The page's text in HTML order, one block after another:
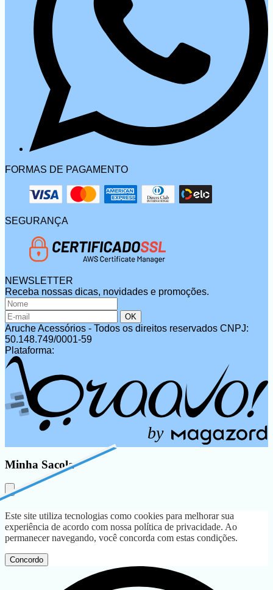
FORMAS DE PAGAMENTO
SEGURANÇA
NEWSLETTER
Receba nossas dicas, novidades e promoções.
Aruche Acessórios - Todos os direitos reservados CNPJ:
50.148.749/0001-59
Plataforma:
by
Minha Sacola
Este site utiliza tecnologias como cookies para melhorar sua
experiência de acordo com nossa política de privacidade. Ao
permanecer navegando, você concorda com estas condições.
Concordo